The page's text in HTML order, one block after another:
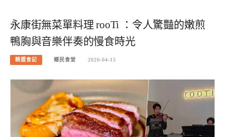
永康街無菜單料理 rooTi ：令人驚豔的嫩煎
鴨胸與音樂伴奏的慢食時光
精選食記 鄉民食堂 2026-04-15